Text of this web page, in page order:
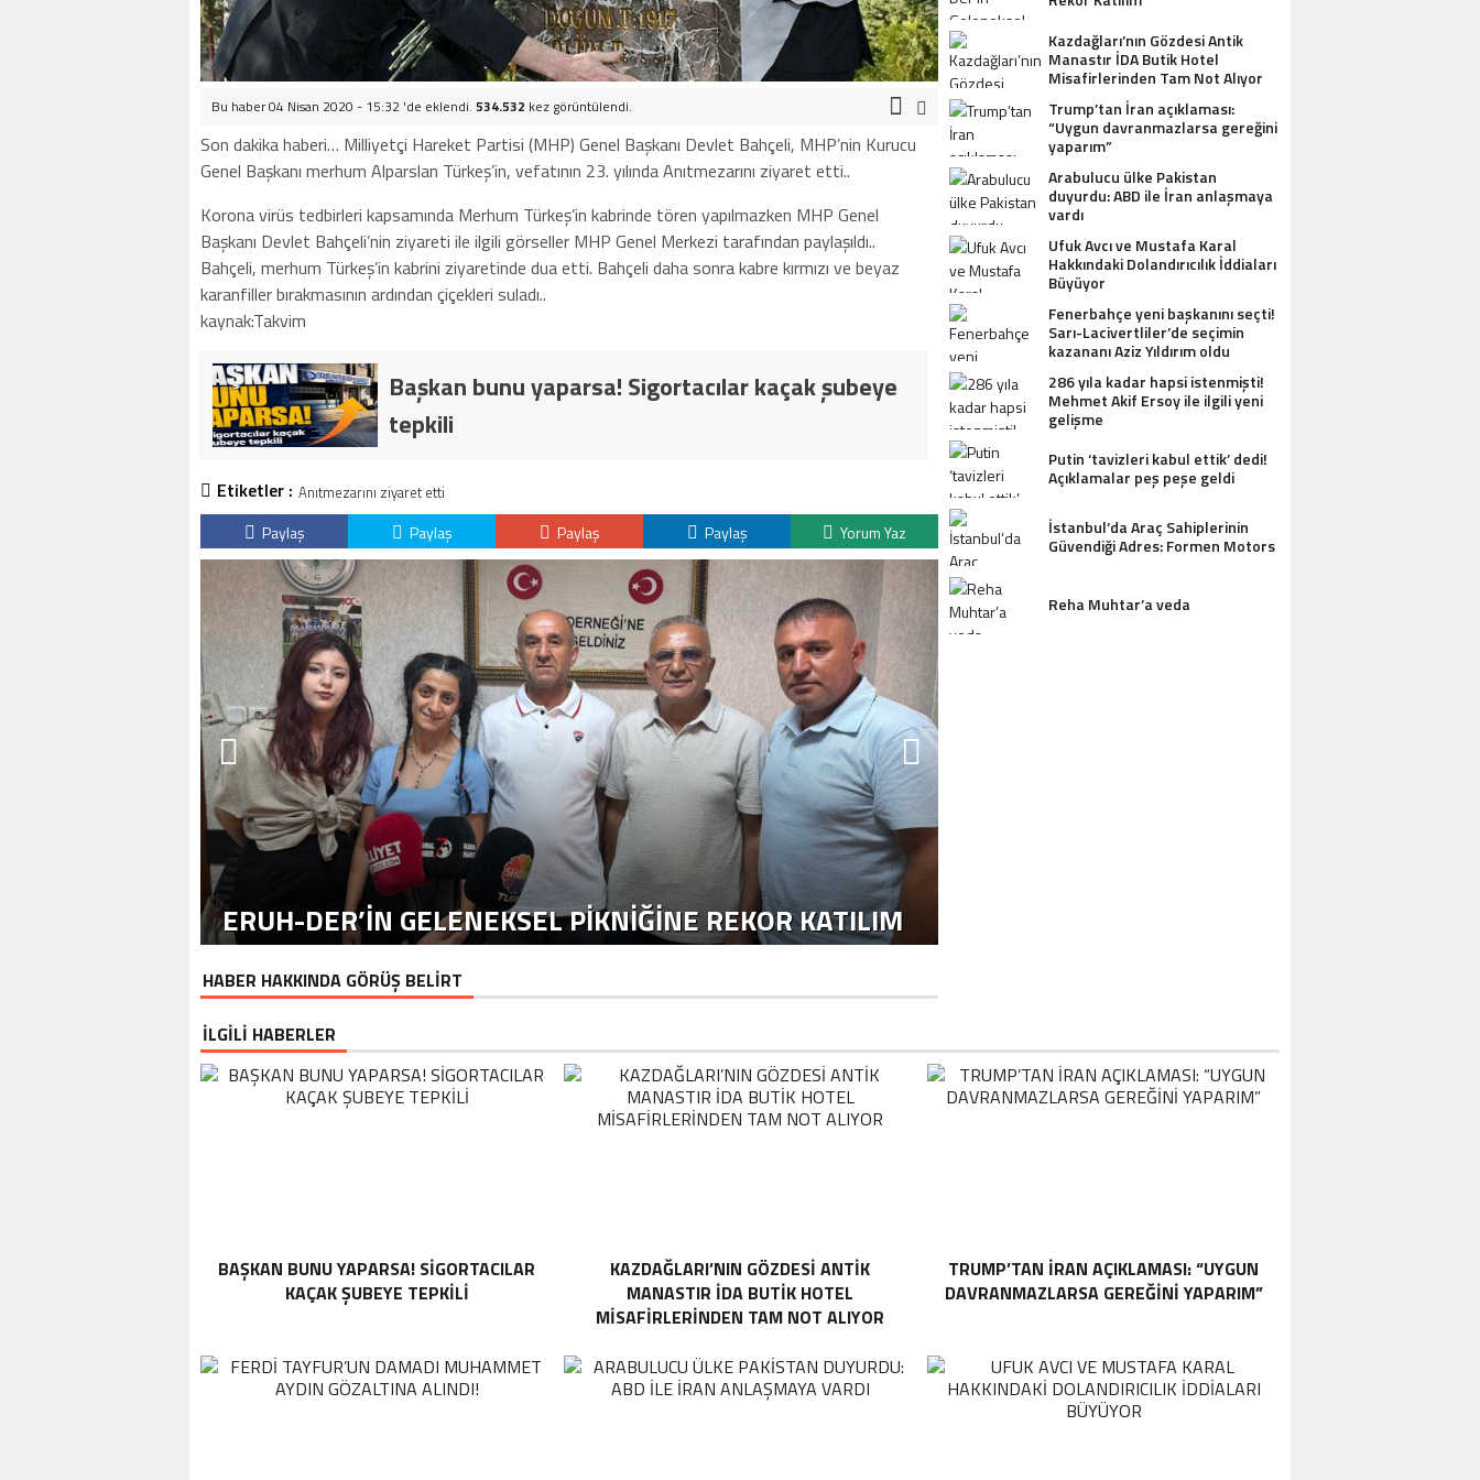
Bu haber 04 Nisan 2020 - 15:32 'de eklendi. 534.532 kez görüntülendi.
Son dakika haberi… Milliyetçi Hareket Partisi (MHP) Genel Başkanı Devlet Bahçeli, MHP’nin Kurucu
Genel Başkanı merhum Alparslan Türkeş’in, vefatının 23. yılında Anıtmezarını ziyaret etti..
Korona virüs tedbirleri kapsamında Merhum Türkeş’in kabrinde tören yapılmazken MHP Genel
Başkanı Devlet Bahçeli’nin ziyareti ile ilgili görseller MHP Genel Merkezi tarafından paylaşıldı..
Bahçeli, merhum Türkeş’in kabrini ziyaretinde dua etti. Bahçeli daha sonra kabre kırmızı ve beyaz
karanfiller bırakmasının ardından çiçekleri suladı..
kaynak:Takvim
Başkan bunu yaparsa! Sigortacılar kaçak şubeye
tepkili
Etiketler : Anıtmezarını ziyaret etti
Paylaş Paylaş Paylaş Paylaş Yorum Yaz
ERUH-DER’IN GELENEKSEL PIKNIĞINE REKOR KATILIM
KAZDAĞLARI’NIN GÖZDESI ANTIK
HOTEL MISAFIRLERINDEN TAM NOT
HABER HAKKINDA GÖRÜŞ BELİRT
Kazdağları’nın Gözdesi Antik
Manastır İDA Butik Hotel
Misafirlerinden Tam Not Alıyor
Trump’tan İran açıklaması:
“Uygun davranmazlarsa gereğini
yaparım”
Arabulucu ülke Pakistan
duyurdu: ABD ile İran anlaşmaya
vardı
Ufuk Avcı ve Mustafa Karal
Hakkındaki Dolandırıcılık İddiaları
Büyüyor
Fenerbahçe yeni başkanını seçti!
Sarı-Lacivertliler’de seçimin
kazananı Aziz Yıldırım oldu
286 yıla kadar hapsi istenmişti!
Mehmet Akif Ersoy ile ilgili yeni
gelişme
Putin ‘tavizleri kabul ettik’ dedi!
Açıklamalar peş peşe geldi
İstanbul’da Araç Sahiplerinin
Güvendiği Adres: Formen Motors
Reha Muhtar’a veda
İLGİLİ HABERLER
BAŞKAN BUNU YAPARSA! SIGORTACILAR
KAÇAK ŞUBEYE TEPKILI
KAZDAĞLARI’NIN GÖZDESI ANTIK
MANASTIR İDA BUTIK HOTEL
MISAFIRLERINDEN TAM NOT ALIYOR
TRUMP’TAN İRAN AÇIKLAMASI: “UYGUN
DAVRANMAZLARSA GEREĞINI YAPARIM”